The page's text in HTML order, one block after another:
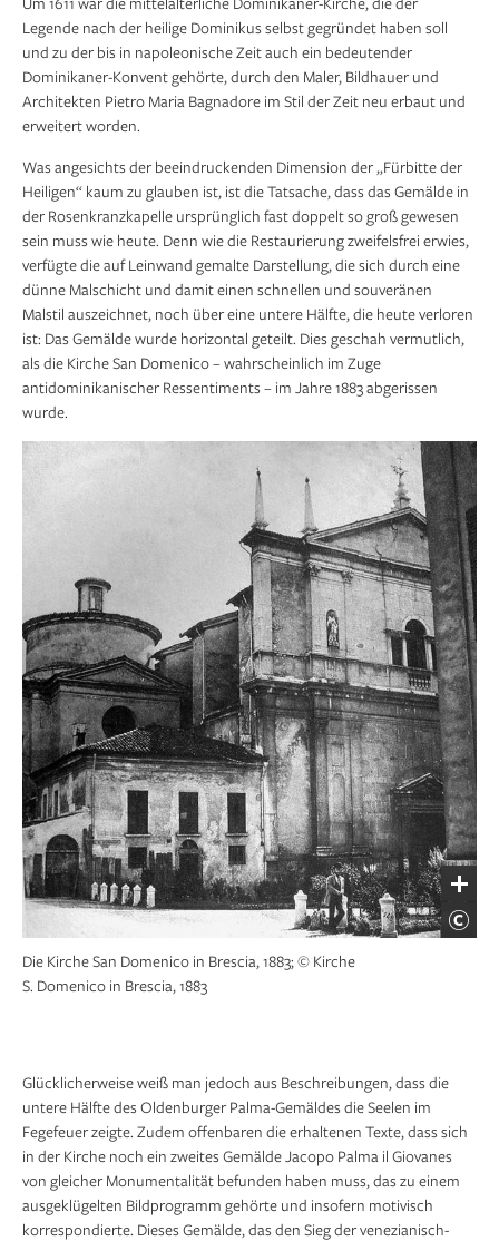
Legende nach der heilige Dominikus selbst gegründet haben soll
und zu der bis in napoleonische Zeit auch ein bedeutender
Dominikaner-Konvent gehörte, durch den Maler, Bildhauer und
Architekten Pietro Maria Bagnadore im Stil der Zeit neu erbaut und
erweitert worden.
Was angesichts der beeindruckenden Dimension der „Fürbitte der
Heiligen“ kaum zu glauben ist, ist die Tatsache, dass das Gemälde in
der Rosenkranzkapelle ursprünglich fast doppelt so groß gewesen
sein muss wie heute. Denn wie die Restaurierung zweifelsfrei erwies,
verfügte die auf Leinwand gemalte Darstellung, die sich durch eine
dünne Malschicht und damit einen schnellen und souveränen
Malstil auszeichnet, noch über eine untere Hälfte, die heute verloren
ist: Das Gemälde wurde horizontal geteilt. Dies geschah vermutlich,
als die Kirche San Domenico – wahrscheinlich im Zuge
antidominikanischer Ressentiments – im Jahre 1883 abgerissen
wurde.
Die Kirche San Domenico in Brescia, 1883; © Kirche
S. Domenico in Brescia, 1883
Glücklicherweise weiß man jedoch aus Beschreibungen, dass die
untere Hälfte des Oldenburger Palma-Gemäldes die Seelen im
Fegefeuer zeigte. Zudem offenbaren die erhaltenen Texte, dass sich
in der Kirche noch ein zweites Gemälde Jacopo Palma il Giovanes
von gleicher Monumentalität befunden haben muss, das zu einem
ausgeklügelten Bildprogramm gehörte und insofern motivisch
korrespondierte. Dieses Gemälde, das den Sieg der venezianisch-